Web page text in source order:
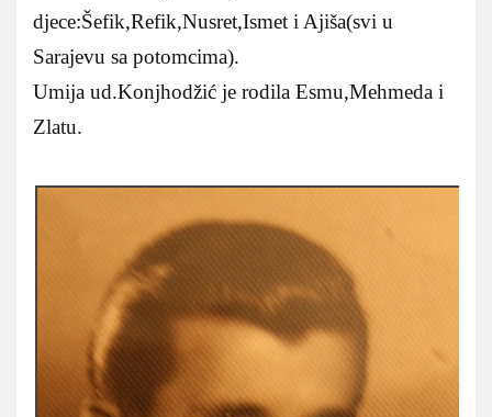
djece:Šefik,Refik,Nusret,Ismet i Ajiša(svi u
Sarajevu sa potomcima).
Umija ud.Konjhodžić je rodila Esmu,Mehmeda i
Zlatu.